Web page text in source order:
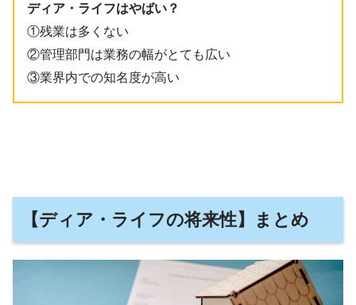
ディア・ライフはやばい？
①残業は多くない
②管理部門は業務の幅がとても広い
③業界内での知名度が高い
【ディア・ライフの将来性】まとめ